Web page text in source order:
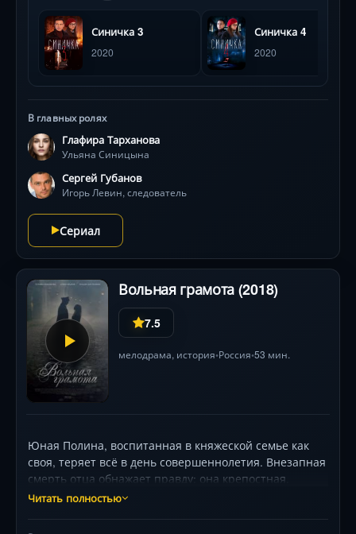
Синичка 3
2020
Синичка 4
2020
В главных ролях
Глафира Тарханова
Ульяна Синицына
Сергей Губанов
Игорь Левин, следователь
Сериал
Вольная грамота (2018)
7.5
мелодрама, история•Россия•53 мин.
Юная Полина, воспитанная в княжеской семье как
своя, теряет всё в день совершеннолетия. Внезапная
смерть отца обнажает правду: она крепостная,
проданная с аукциона новому хозяину — циничному
Читать полностью